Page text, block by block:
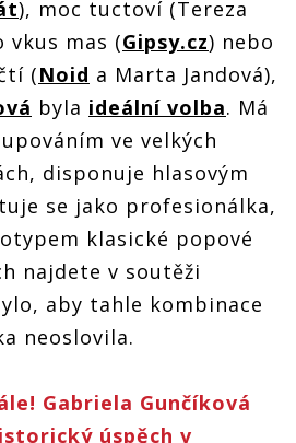
), moc tuctoví (Tereza
vkus mas (Gipsy.cz) nebo
(Noid a Marta Jandová),
byla ideální volba. Má
ve velkých
disponuje hlasovým
se jako profesionálka,
klasické popové
najdete v soutěži
aby tahle kombinace
neoslovila.
Gabriela Gunčíková
úspěch v